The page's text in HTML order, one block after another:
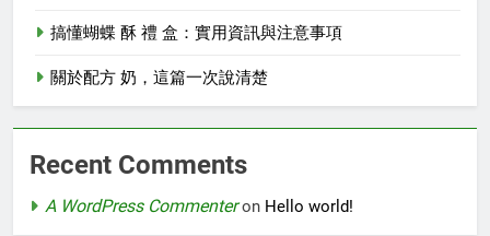
搞懂蝴蝶 酥 禮 盒：實用資訊與注意事項
關於配方 奶，這篇一次說清楚
Recent Comments
A WordPress Commenteron Hello world!